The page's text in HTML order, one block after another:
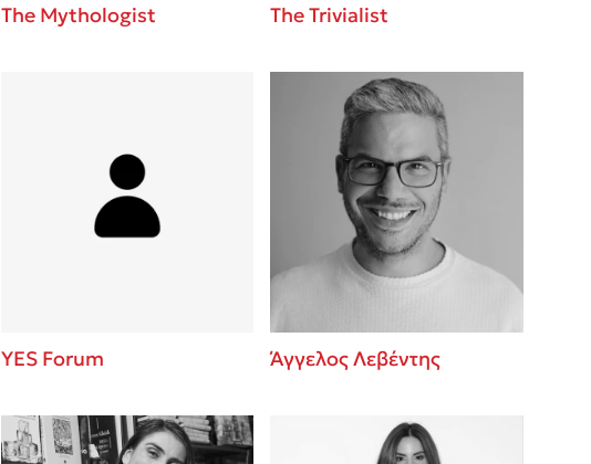
The Mythologist The Trivialist
YES Forum Άγγελος Λεβέντης